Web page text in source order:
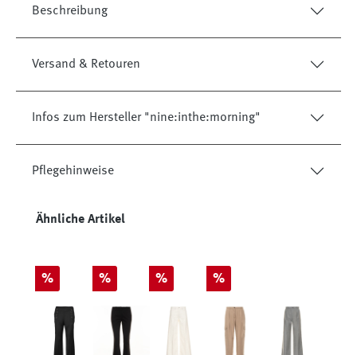
Beschreibung
Versand & Retouren
Infos zum Hersteller "nine:inthe:morning"
Pflegehinweise
Produktgalerie überspringen
Ähnliche Artikel
Rabatt
% Rabatt
% Rabatt
% Rabatt
%